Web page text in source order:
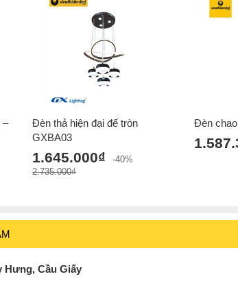
–
Đèn thả hiện đại đế tròn
GXBA03
1.645.000₫
-40%
2.735.000₫
Đèn
Hưng, Cầu Giấy